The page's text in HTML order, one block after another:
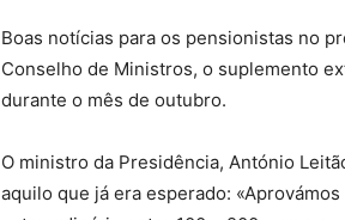
Boas notícias para os pensionistas no
Conselho de Ministros, o suplemento
durante o mês de outubro.
O ministro da Presidência, António
aquilo que já era esperado: